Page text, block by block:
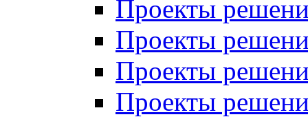
Проекты
Проекты
Проекты
Проекты